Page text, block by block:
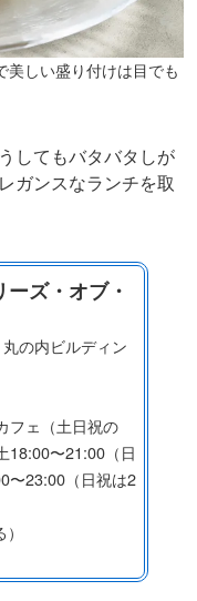
しい盛り付けは目でも
してもバタバタしが
ガンスなランチを取
ズ・オブ・
の内ビルディン
フェ（土日祝の
18:00〜21:00（⽇
〜23:00（日祝は2